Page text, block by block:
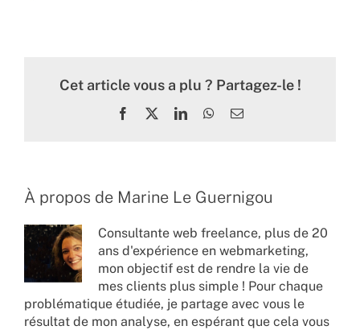
Cet article vous a plu ? Partagez-le !
Facebook LinkedInWhatsApp
Email
À propos de Marine Le Guernigou
Consultante web freelance, plus de 20
ans d'expérience en webmarketing,
mon objectif est de rendre la vie de
mes clients plus simple ! Pour chaque
problématique étudiée, je partage avec vous le
résultat de mon analyse, en espérant que cela vous